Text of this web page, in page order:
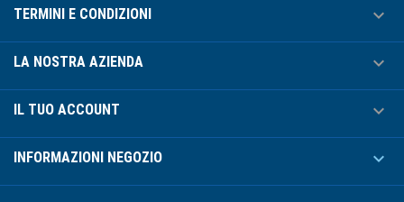
TERMINI E CONDIZIONI 
LA NOSTRA AZIENDA 
IL TUO ACCOUNT 
INFORMAZIONI NEGOZIO 